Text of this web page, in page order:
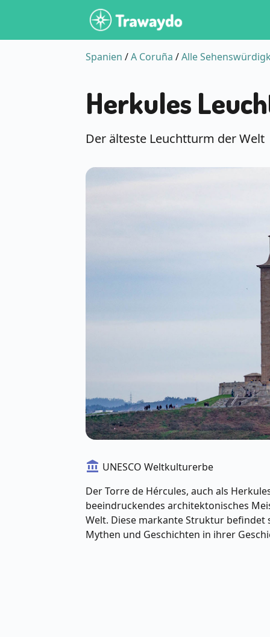
Spanien /A Coruña /Alle
Herkules
Der älteste Leuchtturm der Welt
account_balance UNESCO Weltkulturerbe
Der Torre de Hércules, auch als
beeindruckendes architektonisches
Welt. Diese markante Struktur befindet
Mythen und Geschichten in ihrer